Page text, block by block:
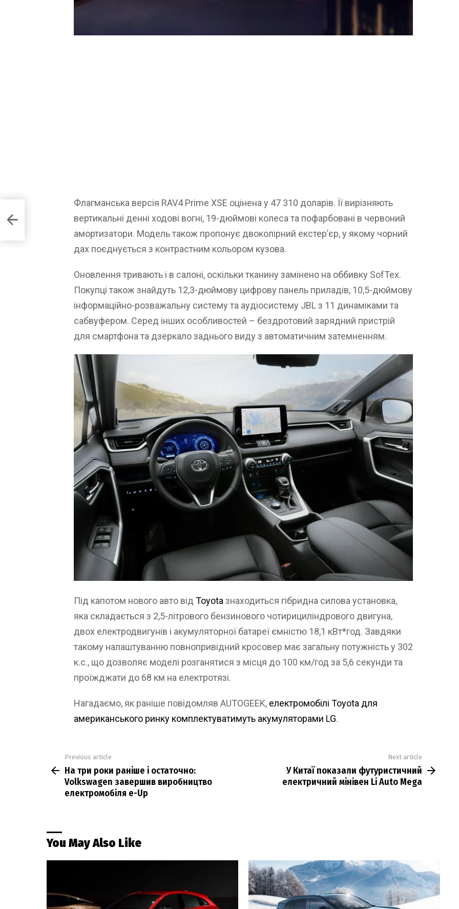
Флагманська версія RAV4 Prime XSE оцінена у 47 310 доларів. Її вирізняють
вертикальні денні ходові вогні, 19-дюймові колеса та пофарбовані в червоний
амортизатори. Модель також пропонує двоколірний екстер’єр, у якому чорний
дах поєднується з контрастним кольором кузова.
Оновлення тривають і в салоні, оскільки тканину замінено на оббивку SofTex.
Покупці також знайдуть 12,3-дюймову цифрову панель приладів, 10,5-дюймову
інформаційно-розважальну систему та аудіосистему JBL з 11 динаміками та
сабвуфером. Серед інших особливостей – бездротовий зарядний пристрій
для смартфона та дзеркало заднього виду з автоматичним затемненням.
Під капотом нового авто від Toyota знаходиться гібридна силова установка,
яка складається з 2,5-літрового бензинового чотирициліндрового двигуна,
двох електродвигунів і акумуляторної батареї ємністю 18,1 кВт*год. Завдяки
такому налаштуванню повнопривідний кросовер має загальну потужність у 302
к.с., що дозволяє моделі розганятися з місця до 100 км/год за 5,6 секунди та
проїжджати до 68 км на електротязі.
Нагадаємо, як раніше повідомляв AUTOGEEK, електромобілі Toyota для
американського ринку комплектуватимуть акумуляторами LG.
more
Previous article
На три роки раніше і остаточно:
Volkswagen завершив виробництво
електромобіля e-Up
Next article
У Китаї показали футуристичний
електричний мінівен Li Auto Mega
You May Also Like